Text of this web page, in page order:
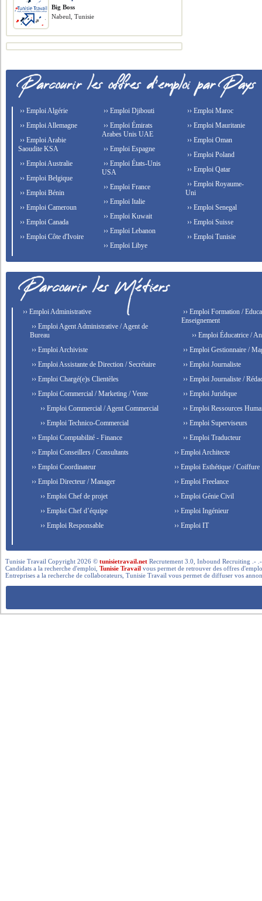
Big Boss
Nabeul, Tunisie
›› Emploi Algérie
›› Emploi Allemagne
›› Emploi Arabie
Saoudite KSA
›› Emploi Australie
›› Emploi Belgique
›› Emploi Bénin
›› Emploi Cameroun
›› Emploi Canada
›› Emploi Côte d'Ivoire
›› Emploi Djibouti
›› Emploi Émirats
Arabes Unis UAE
›› Emploi Espagne
›› Emploi États-Unis
USA
›› Emploi France
›› Emploi Italie
›› Emploi Kuwait
›› Emploi Lebanon
›› Emploi Libye
›› Emploi Maroc
›› Emploi Mauritanie
›› Emploi Oman
›› Emploi Poland
›› Emploi Qatar
›› Emploi Royaume-
Uni
›› Emploi Senegal
›› Emploi Suisse
›› Emploi Tunisie
›› Emploi Administrative
›› Emploi Agent Administrative / Agent de
Bureau
›› Emploi Archiviste
›› Emploi Assistante de Direction / Secrétaire
›› Emploi Chargé(e)s Clientèles
›› Emploi Commercial / Marketing / Vente
›› Emploi Commercial / Agent Commercial
›› Emploi Technico-Commercial
›› Emploi Comptabilité - Finance
›› Emploi Conseillers / Consultants
›› Emploi Coordinateur
›› Emploi Directeur / Manager
›› Emploi Chef de projet
›› Emploi Chef d’équipe
›› Emploi Responsable
›› Emploi Formation /
Enseignement
›› Emploi Éducatrice /
›› Emploi Gestionnaire /
›› Emploi Journaliste
›› Emploi Journaliste /
›› Emploi Juridique
›› Emploi Ressources
›› Emploi Superviseurs
›› Emploi Traducteur
›› Emploi Architecte
›› Emploi Esthétique / Coiffure
›› Emploi Freelance
›› Emploi Génie Civil
›› Emploi Ingénieur
›› Emploi IT
Tunisie Travail Copyright 2026 ©tunisietravail.net Recrutement 3.0, Inbound Recruiting .-
Candidats a la recherche d'emploi,Tunisie Travail vous permet de retrouver des offres
Entreprises a la recherche de collaborateurs, Tunisie Travail vous permet de diffuser vos